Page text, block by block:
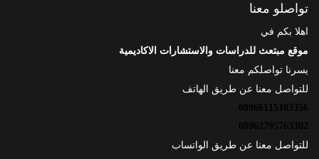
تواصلو معنا
اهلا بكم في
موقع مبتعث للدراسات والاستشارات الاكاديمية
يسرنا تواصلكم معنا
للتواصل معنا عن طريق الهاتف
00966115103356
00962795763302
للتواصل معنا عن طريق الواتساب